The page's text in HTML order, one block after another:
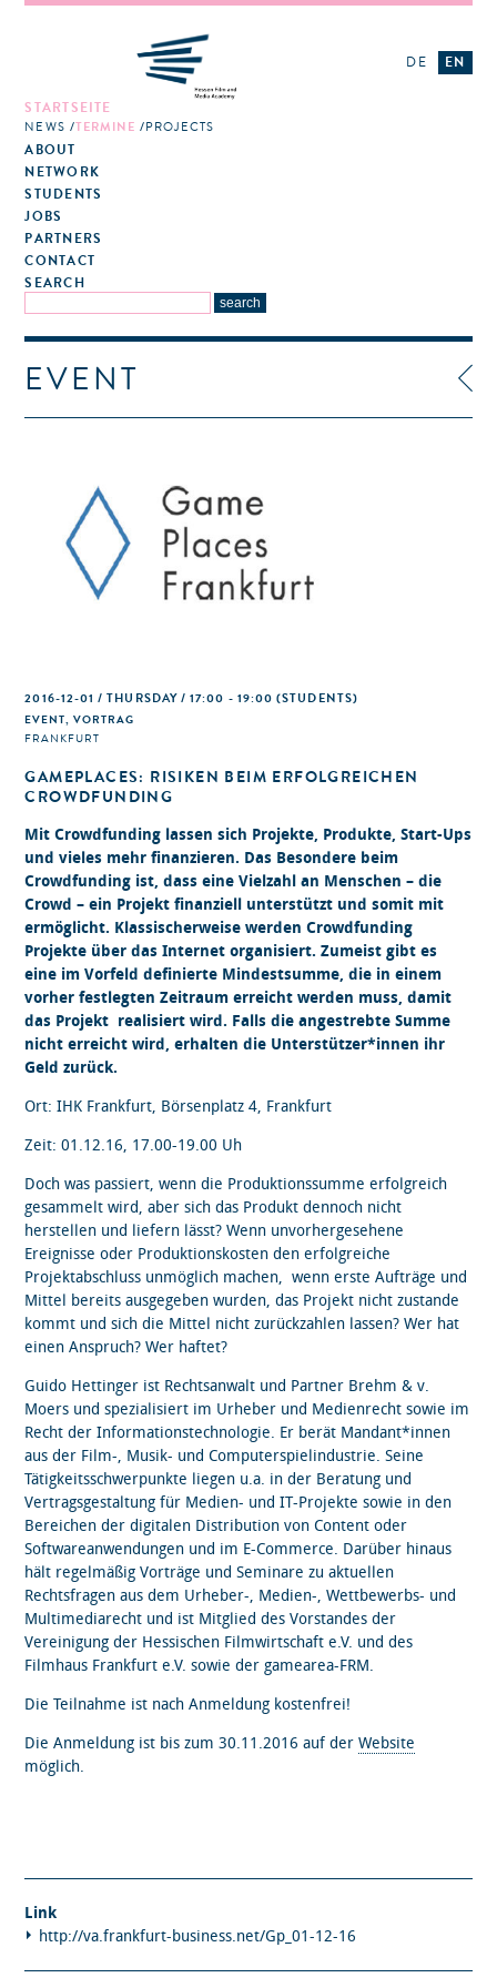
STARTSEITE
NEWS TERMINE PROJECTS
ABOUT
NETWORK
STUDENTS
JOBS
PARTNERS
CONTACT
SEARCH
DE EN
EVENT
2016-12-01 / THURSDAY / 17:00 - 19:00 (STUDENTS)
EVENT, VORTRAG
FRANKFURT
GAMEPLACES: RISIKEN BEIM ERFOLGREICHEN
CROWDFUNDING
Mit Crowdfunding lassen sich Projekte, Produkte, Start-Ups
und vieles mehr finanzieren. Das Besondere beim
Crowdfunding ist, dass eine Vielzahl an Menschen – die
Crowd – ein Projekt finanziell unterstützt und somit mit
ermöglicht. Klassischerweise werden Crowdfunding
Projekte über das Internet organisiert. Zumeist gibt es
eine im Vorfeld definierte Mindestsumme, die in einem
vorher festlegten Zeitraum erreicht werden muss, damit
das Projekt realisiert wird. Falls die angestrebte Summe
nicht erreicht wird, erhalten die Unterstützer*innen ihr
Geld zurück.
Ort: IHK Frankfurt, Börsenplatz 4, Frankfurt
Zeit: 01.12.16, 17.00-19.00 Uh
Doch was passiert, wenn die Produktionssumme erfolgreich
gesammelt wird, aber sich das Produkt dennoch nicht
herstellen und liefern lässt? Wenn unvorhergesehene
Ereignisse oder Produktionskosten den erfolgreiche
Projektabschluss unmöglich machen, wenn erste Aufträge und
Mittel bereits ausgegeben wurden, das Projekt nicht zustande
kommt und sich die Mittel nicht zurückzahlen lassen? Wer hat
einen Anspruch? Wer haftet?
Guido Hettinger ist Rechtsanwalt und Partner Brehm & v.
Moers und spezialisiert im Urheber und Medienrecht sowie im
Recht der Informationstechnologie. Er berät Mandant*innen
aus der Film-, Musik- und Computerspielindustrie. Seine
Tätigkeitsschwerpunkte liegen u.a. in der Beratung und
Vertragsgestaltung für Medien- und IT-Projekte sowie in den
Bereichen der digitalen Distribution von Content oder
Softwareanwendungen und im E-Commerce. Darüber hinaus
hält regelmäßig Vorträge und Seminare zu aktuellen
Rechtsfragen aus dem Urheber-, Medien-, Wettbewerbs- und
Multimediarecht und ist Mitglied des Vorstandes der
Vereinigung der Hessischen Filmwirtschaft e.V. und des
Filmhaus Frankfurt e.V. sowie der gamearea-FRM.
Die Teilnahme ist nach Anmeldung kostenfrei!
Die Anmeldung ist bis zum 30.11.2016 auf derWebsite
möglich.
Link
http://va.frankfurt-business.net/Gp_01-12-16